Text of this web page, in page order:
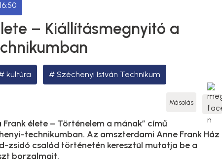
– Kiállításmegnyitó a
kultúra Széchenyi István Technikum
Másolás
élete – Történelem a mának” című
technikumban. Az amszterdami Anne Frank Ház
zsidó család történetén keresztül mutatja be a
borzalmait.